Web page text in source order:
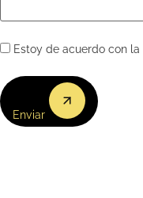
Consentimiento
Estoy de acuerdo con la
Enviar